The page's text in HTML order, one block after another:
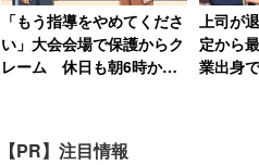
「そこに恋愛は、愛はないん
答えていた。
「もう指導をやめてくださ
い」大会会場で保護からク
レーム 休日も朝6時から
上司が
定から
業出身
【PR】注目情報